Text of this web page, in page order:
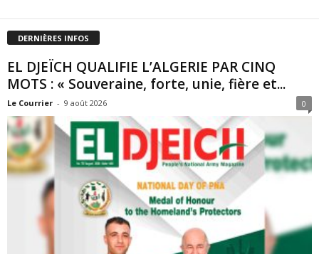
DERNIÈRES INFOS
EL DJEÏCH QUALIFIE L’ALGERIE PAR CINQ
MOTS : « Souveraine, forte, unie, fière et...
Le Courrier - 9 août 2026 0